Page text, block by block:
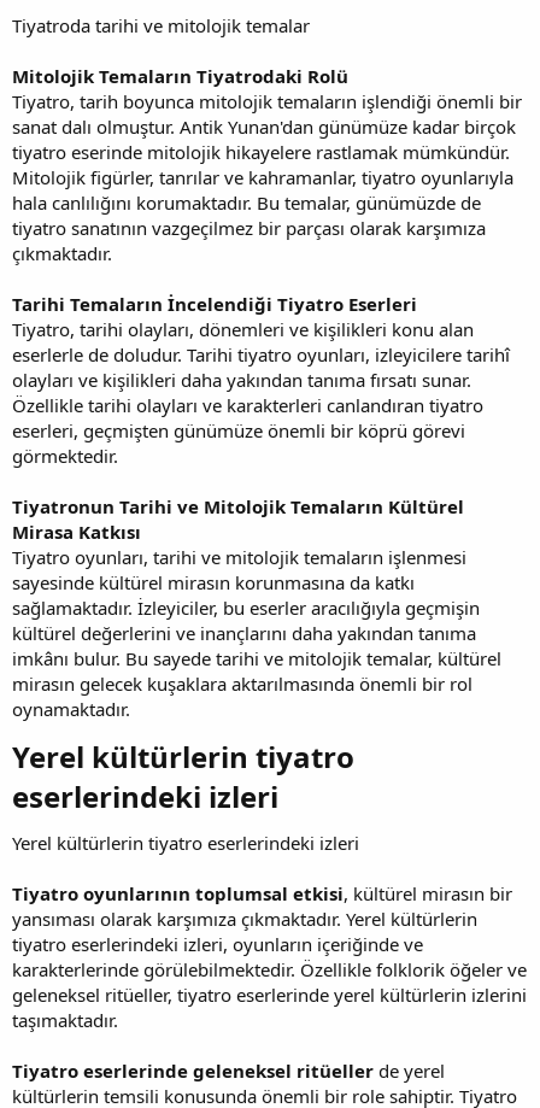
Tiyatroda tarihi ve mitolojik temalar
Mitolojik Temaların Tiyatrodaki Rolü
Tiyatro, tarih boyunca mitolojik temaların işlendiği önemli bir
sanat dalı olmuştur. Antik Yunan'dan günümüze kadar birçok
tiyatro eserinde mitolojik hikayelere rastlamak mümkündür.
Mitolojik figürler, tanrılar ve kahramanlar, tiyatro oyunlarıyla
hala canlılığını korumaktadır. Bu temalar, günümüzde de
tiyatro sanatının vazgeçilmez bir parçası olarak karşımıza
çıkmaktadır.
Tarihi Temaların İncelendiği Tiyatro Eserleri
Tiyatro, tarihi olayları, dönemleri ve kişilikleri konu alan
eserlerle de doludur. Tarihi tiyatro oyunları, izleyicilere tarihî
olayları ve kişilikleri daha yakından tanıma fırsatı sunar.
Özellikle tarihi olayları ve karakterleri canlandıran tiyatro
eserleri, geçmişten günümüze önemli bir köprü görevi
görmektedir.
Tiyatronun Tarihi ve Mitolojik Temaların Kültürel
Mirasa Katkısı
Tiyatro oyunları, tarihi ve mitolojik temaların işlenmesi
sayesinde kültürel mirasın korunmasına da katkı
sağlamaktadır. İzleyiciler, bu eserler aracılığıyla geçmişin
kültürel değerlerini ve inançlarını daha yakından tanıma
imkânı bulur. Bu sayede tarihi ve mitolojik temalar, kültürel
mirasın gelecek kuşaklara aktarılmasında önemli bir rol
oynamaktadır.
Yerel kültürlerin tiyatro
eserlerindeki izleri​
Yerel kültürlerin tiyatro eserlerindeki izleri
Tiyatro oyunlarının toplumsal etkisi, kültürel mirasın bir
yansıması olarak karşımıza çıkmaktadır. Yerel kültürlerin
tiyatro eserlerindeki izleri, oyunların içeriğinde ve
karakterlerinde görülebilmektedir. Özellikle folklorik öğeler ve
geleneksel ritüeller, tiyatro eserlerinde yerel kültürlerin izlerini
taşımaktadır.
Tiyatro eserlerinde geleneksel ritüeller de yerel
kültürlerin temsili konusunda önemli bir role sahiptir. Tiyatro